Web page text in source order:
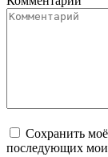
Сохранить
последующих